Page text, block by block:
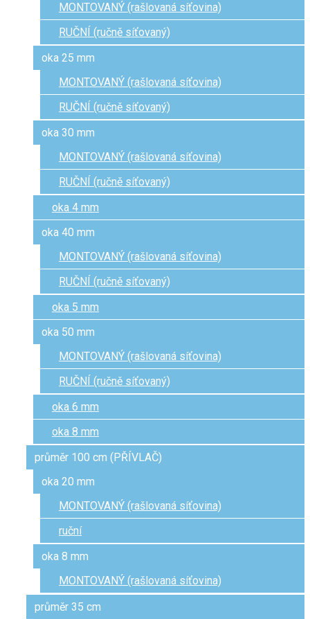
MONTOVANÝ (rašlovaná síťovina)
RUČNÍ (ručně síťovaný)
oka 25 mm
MONTOVANÝ (rašlovaná síťovina)
RUČNÍ (ručně síťovaný)
oka 30 mm
MONTOVANÝ (rašlovaná síťovina)
RUČNÍ (ručně síťovaný)
oka 4 mm
oka 40 mm
MONTOVANÝ (rašlovaná síťovina)
RUČNÍ (ručně síťovaný)
oka 5 mm
oka 50 mm
MONTOVANÝ (rašlovaná síťovina)
RUČNÍ (ručně síťovaný)
oka 6 mm
oka 8 mm
průměr 100 cm (PŘÍVLAČ)
oka 20 mm
MONTOVANÝ (rašlovaná síťovina)
ruční
oka 8 mm
MONTOVANÝ (rašlovaná síťovina)
průměr 35 cm